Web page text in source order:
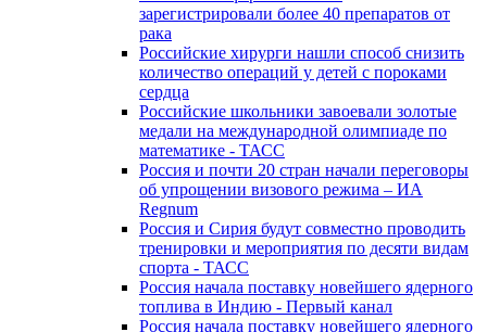
зарегистрировали более 40 препаратов от
рака
Российские хирурги нашли способ снизить
количество операций у детей с пороками
сердца
Российские школьники завоевали золотые
медали на международной олимпиаде по
математике - ТАСС
Россия и почти 20 стран начали переговоры
об упрощении визового режима – ИА
Regnum
Россия и Сирия будут совместно проводить
тренировки и мероприятия по десяти видам
спорта - ТАСС
Россия начала поставку новейшего ядерного
топлива в Индию - Первый канал
Россия начала поставку новейшего ядерного